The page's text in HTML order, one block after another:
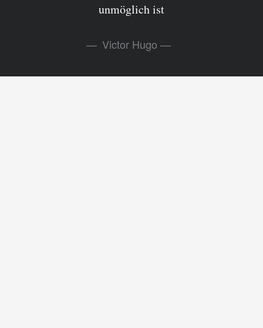
unmöglich ist
Victor Hugo